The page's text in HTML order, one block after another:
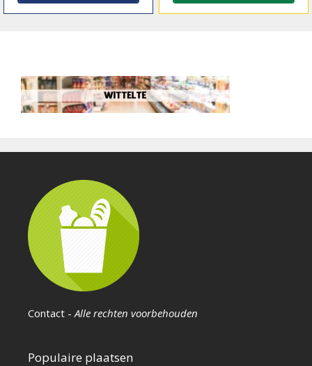
Contact - Alle rechten voorbehouden
Populaire plaatsen